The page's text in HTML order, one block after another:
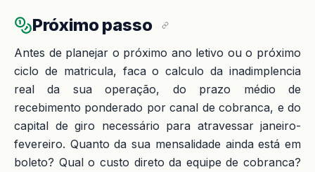
Próximo passo
Antes de planejar o próximo ano letivo ou o próximo
ciclo de matricula, faca o calculo da inadimplencia
real da sua operação, do prazo médio de
recebimento ponderado por canal de cobranca, e do
capital de giro necessário para atravessar janeiro-
fevereiro. Quanto da sua mensalidade ainda está em
boleto? Qual o custo direto da equipe de cobranca?